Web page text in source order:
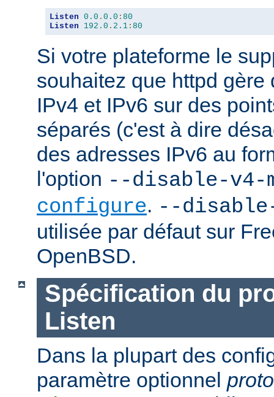
Listen 0.0 . 0.0 : 80
Listen
192.0 . 2.1 : 80
Si votre plateforme le
souhaitez que httpd gère
IPv4 et IPv6 sur des
séparés (c'est à dire
des adresses IPv6 au
l'option --disable-v4-
configure. --disable-
utilisée par défaut sur
OpenBSD.
Spécification du
Listen
Dans la plupart des
paramètre optionnel